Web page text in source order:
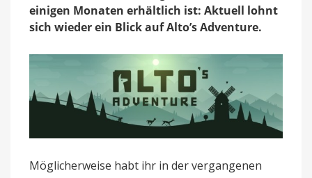
günstiger
einigen Monaten erhältlich ist: Aktuell lohnt
sich wieder ein Blick auf Alto’s Adventure.
Möglicherweise habt ihr in der vergangenen